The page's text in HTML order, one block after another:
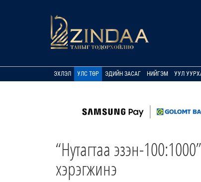
ЭХЛЭЛ УЛС ТӨР ЭДИЙН ЗАСАГ НИЙГЭМ УУЛ
“Нутагтаа эзэн-
хэрэгжинэ